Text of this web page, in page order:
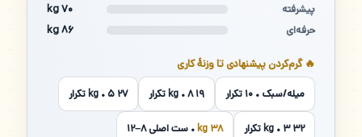
پیشرفته ۷۰ kg
حرفه‌ای ۸۶ kg
🔥 گرم‌کردن پیشنهادی تا وزنهٔ کاری
میله/سبک • ۱۰ تکرار ۱۹ kg • ۸ تکرار ۲۷ kg • ۵ تکرار
۳۲ kg • ۳ تکرار ۳۸ kg • ست اصلی ۸–۱۲